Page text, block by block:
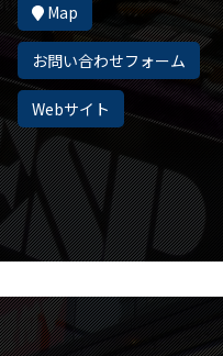
Map
お問い合わせフォーム
Webサイト